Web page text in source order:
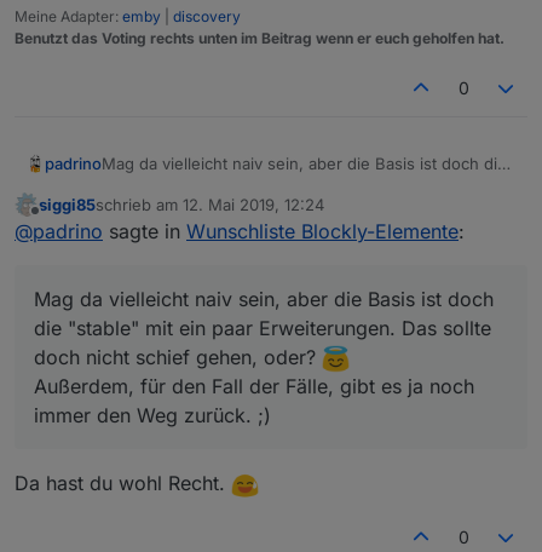
Meine Adapter: emby
discovery
Benutzt das Voting rechts unten im Beitrag wenn er euch geholfen hat.
0
padrinoMag da vielleicht naiv sein, aber die Basis ist doch die
nicht schief gehen, oder?
Außerdem, für den Fall der Fälle, gibt es ja noch immer
Offline
siggi85schrieb am 12. Mai 2019, 12:24
zuletzt editiert von
@padrino sagte in Wunschliste Blockly-Elemente:
Mag da vielleicht naiv sein, aber die Basis ist doch
die "stable" mit ein paar Erweiterungen. Das sollte
doch nicht schief gehen, oder?
Außerdem, für den Fall der Fälle, gibt es ja noch
immer den Weg zurück. ;)
Da hast du wohl Recht.
0